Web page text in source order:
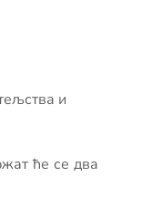
и
ће се два